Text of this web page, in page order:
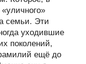
семьи. Эти
уходившие
поколений,
ещё до